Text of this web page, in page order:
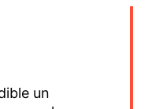
un